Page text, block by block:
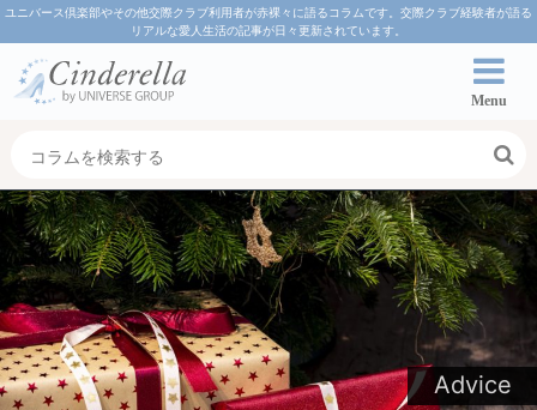
ユニバース倶楽部やその他交際クラブ利用者が赤裸々に語るコラムです。交際クラブ経験者が語る
リアルな愛人生活の記事が日々更新されています。
Menu
Advice